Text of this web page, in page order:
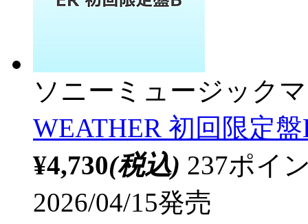
ソニーミュージック
WEATHER 初回限定
¥4,730(税込) 237ポイ
2026/04/15発売